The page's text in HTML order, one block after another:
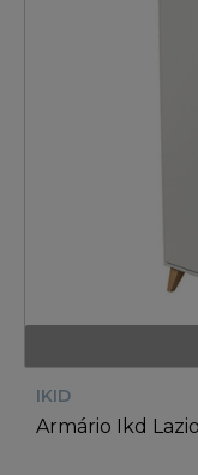
IKID
Armário Ikd Lazio